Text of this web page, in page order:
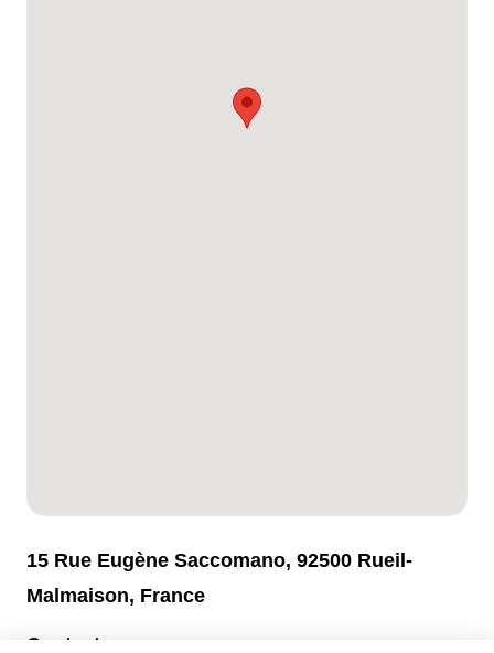
15 Rue Eugène Saccomano, 92500 Rueil-
Malmaison, France
Contact